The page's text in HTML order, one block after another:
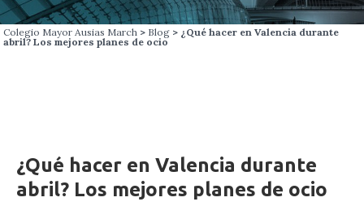
Colegio Mayor Ausias March > Blog > ¿Qué hacer en Valencia durante
abril? Los mejores planes de ocio
¿Qué hacer en Valencia durante
abril? Los mejores planes de ocio